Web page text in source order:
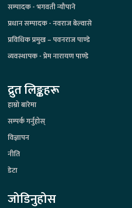
सम्पादक - भगवती न्यौपाने
प्रधान सम्पादक - नवराज बेल्वासे
प्रविधिक प्रमुख – पवनराज पाण्डे
व्यवस्थापक - प्रेम नारायण पाण्डे
द्रुत लिङ्कहरू
हाम्रो बारेमा
सम्पर्क गर्नुहोस्
विज्ञापन
नीति
डेटा
जोडिनुहोस